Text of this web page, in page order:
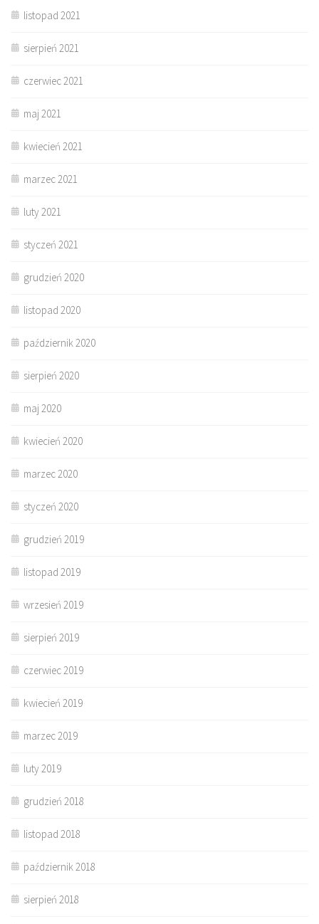
listopad 2021
sierpień 2021
czerwiec 2021
maj 2021
kwiecień 2021
marzec 2021
luty 2021
styczeń 2021
grudzień 2020
listopad 2020
październik 2020
sierpień 2020
maj 2020
kwiecień 2020
marzec 2020
styczeń 2020
grudzień 2019
listopad 2019
wrzesień 2019
sierpień 2019
czerwiec 2019
kwiecień 2019
marzec 2019
luty 2019
grudzień 2018
listopad 2018
październik 2018
sierpień 2018